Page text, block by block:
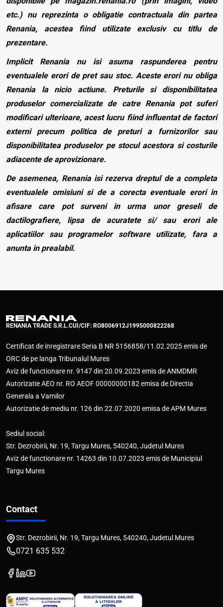
etc.) nu reprezinta o obligatie contractuala din partea
Renania, acestea fiind utilizate exclusiv cu titlu de
prezentare.
Implicit Renania nu isi asuma raspunderea pentru
eventualele erori de pret sau stoc. Aceste erori nu obliga
Renania la nicio actiune. Preturile si disponibilitatea
produselor comercializate de catre Renania pot suferi
modificari ulterioare, acest lucru fiind influentat de factori
externi precum politica de preturi a furnizorilor sau
disponibilitatea produselor pe stocul acestora si costurile
adiacente de aprovizionare.
De asemenea, Renania isi rezerva dreptul de a completa
eventualele omisiuni si de a corecta eventuale erori in
afisare care pot surveni in urma unor greseli de
dactilografiere, lipsa de acuratete si/ sau erori ale
aplicatiilor sau programelor software utilizate, fara a
anunta in prealabil.
RENANIA TRADE S.R.L.CUI/CIF: RO8006912J1995000822268
Certificat de inregistrare Seria B NR 5156858/11.02.2025 emis de
ORC de pe langa Tribunalul Mures
Aviz de functionare nr. 9147 din 20.09.2023 emis de ANMDMR
Autorizatie AEO nr. RO AEOF 00000000182 emisa de Directia
Generala a Vamilor
Autorizatie de mediu nr. 126 din 22.07.2020 emisa de APM Mures
Sediul social:
Str. Dezrobirii, Nr. 19, Targu Mures, 540240, Judetul Mures
Aviz de functionare nr. 14263 din 10.07.2023 emis de Municipiul
Targu Mures
Contact
Str. Dezrobirii, Nr. 19, Targu Mures, 540240, Judetul Mures
0721 635 532